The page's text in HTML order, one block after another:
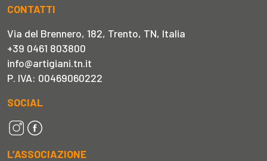
CONTATTI
Via del Brennero, 182, Trento, TN, Italia
+39 0461 803800
info@artigiani.tn.it
P. IVA: 00469060222
SOCIAL
L’ASSOCIAZIONE